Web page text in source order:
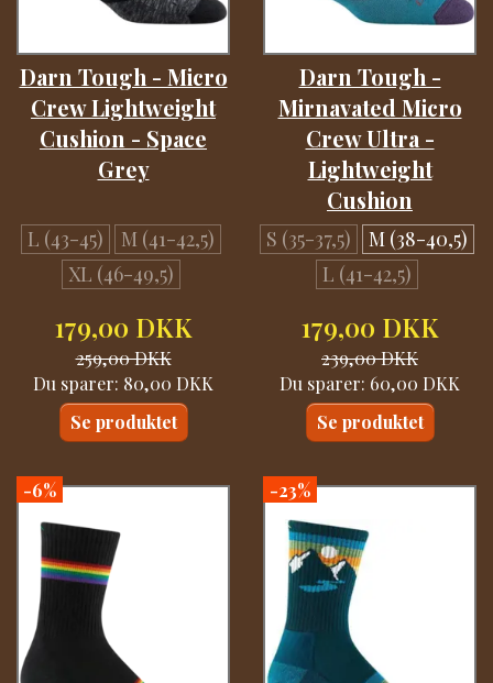
Darn Tough - Micro
Crew Lightweight
Cushion - Space
Grey
L (43-45)
M (41-42,5)
XL (46-49,5)
179,00 DKK
259,00 DKK
Du sparer: 80,00 DKK
Se produktet
Darn Tough -
Mirnavated Micro
Crew Ultra -
Lightweight
Cushion
S (35-37,5)
M (38-40,5)
L (41-42,5)
179,00 DKK
239,00 DKK
Du sparer: 60,00 DKK
Se produktet
-6% -23%